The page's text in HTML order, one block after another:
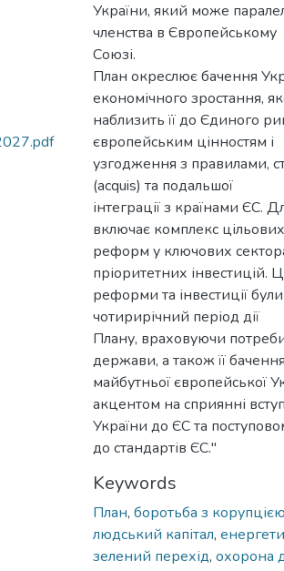
України, який може
членства в Європейському
Союзі.
План окреслює бачення
економічного зростання,
наблизить її до Єдиного
європейським цінностям і
узгодження з правилами,
(acquis) та подальшої
інтеграції з країнами ЄС.
включає комплекс цільових
реформ у ключових
пріоритетних інвестицій.
реформи та інвестиції
чотирирічний період дії
Плану, враховуючи
держави, а також її бачення
майбутньої європейської
акцентом на сприянні
України до ЄС та
до стандартів ЄС."
Keywords
План, боротьба з корупцією
людський капітал,
зелений перехід, охорона